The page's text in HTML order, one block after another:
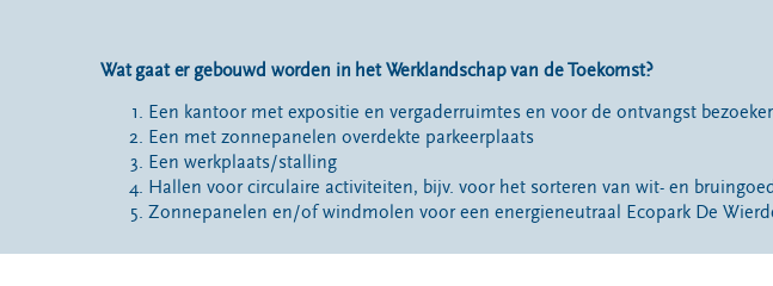
Wat gaat er gebouwd worden in het Werklandschap van de Toekomst?
Een kantoor met expositie en vergaderruimtes en voor de ontvangst
Een met zonnepanelen overdekte parkeerplaats
Een werkplaats/stalling
Hallen voor circulaire activiteiten, bijv. voor het sorteren van wit- en
Zonnepanelen en/of windmolen voor een energieneutraal Ecopark De